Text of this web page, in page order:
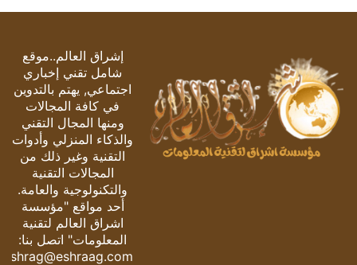
إشراق العالم..موقع
شامل تقني إخباري
اجتماعي, يهتم بالتدوين
في كافة المجالات
ومنها المجال التقني
والذكاء المنزلي وأدوات
التقنية وغير ذلك من
المجالات التقنية
والتكنولوجية والعامة.
أحد مواقع "مؤسسة
اشراق العالم لتقنية
المعلومات" اتصل بنا:
eshrag@eshraag.com